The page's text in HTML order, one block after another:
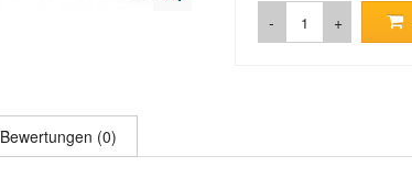
- +
Bewertungen (0)